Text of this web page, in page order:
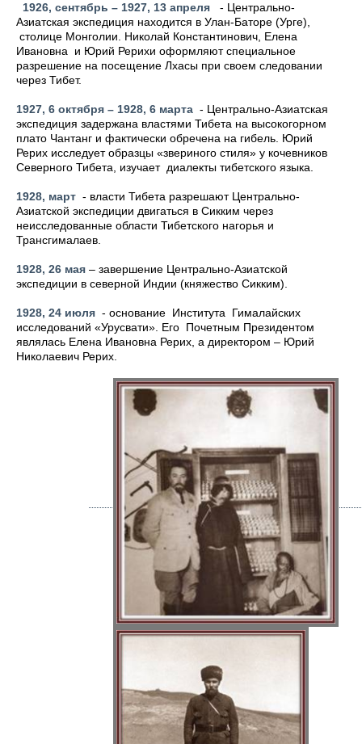
1926, сентябрь – 1927, 13 апреля - Центрально-
Азиатская экспедиция находится в Улан-Баторе (Урге),
столице Монголии. Николай Константинович, Елена
Ивановна и Юрий Рерихи оформляют специальное
разрешение на посещение Лхасы при своем следовании
через Тибет.
1927, 6 октября – 1928, 6 марта - Центрально-Азиатская
экспедиция задержана властями Тибета на высокогорном
плато Чантанг и фактически обречена на гибель. Юрий
Рерих исследует образцы «звериного стиля» у кочевников
Северного Тибета, изучает диалекты тибетского языка.
1928, март - власти Тибета разрешают Центрально-
Азиатской экспедиции двигаться в Сикким через
неисследованные области Тибетского нагорья и
Трансгималаев.
1928, 26 мая – завершение Центрально-Азиатской
экспедиции в северной Индии (княжество Сикким).
1928, 24 июля - основание Института Гималайских
исследований «Урусвати». Его Почетным Президентом
являлась Елена Ивановна Рерих, а директором – Юрий
Николаевич Рерих.